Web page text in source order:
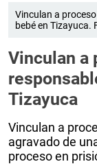
Vinculan a
bebé en Tizayuca.
Vinculan a
Tizayuca
Vinculan a
agravado de
proceso en